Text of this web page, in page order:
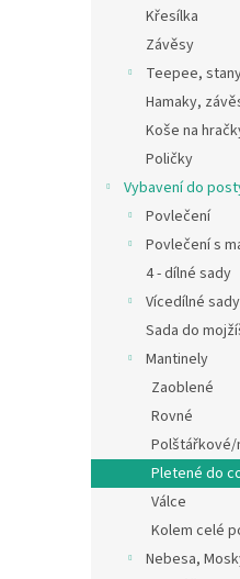
Křesílka
Závěsy
Teepee,
Hamaky,
Koše na
Poličky
Vybavení do
Povlečení
Povlečení s
4 - dílné sady
Vícedílné sady
Sada do
Mantinely
Zaoblené
Rovné
Pletené do
Válce
Kolem celé
Nebesa,